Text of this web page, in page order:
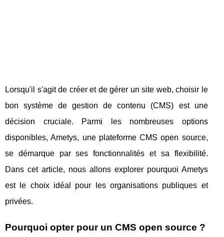
Lorsqu'il s'agit de créer et de gérer un site web, choisir le
bon système de gestion de contenu (CMS) est une
décision cruciale. Parmi les nombreuses options
disponibles, Ametys, une plateforme CMS open source,
se démarque par ses fonctionnalités et sa flexibilité.
Dans cet article, nous allons explorer pourquoi Ametys
est le choix idéal pour les organisations publiques et
privées.
Pourquoi opter pour un CMS open source ?